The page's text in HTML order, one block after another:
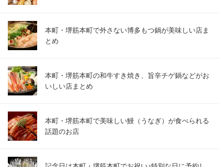
本町・堺筋本町で外さない博多もつ鍋が美味しい店ま
とめ
本町・堺筋本町の和牛すき焼き、旨辛チゲ鍋などがお
いしい店まとめ
本町・堺筋本町で美味しい鰻（うなぎ）が食べられる
話題のお店